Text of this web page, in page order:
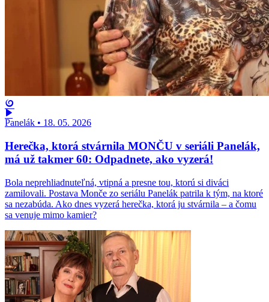
Panelák • 18. 05. 2026
Herečka, ktorá stvárnila MONČU v seriáli Panelák,
má už takmer 60: Odpadnete, ako vyzerá!
Bola neprehliadnuteľná, vtipná a presne tou, ktorú si diváci
zamilovali. Postava Monče zo seriálu Panelák patrila k tým, na ktoré
sa nezabúda. Ako dnes vyzerá herečka, ktorá ju stvárnila – a čomu
sa venuje mimo kamier?